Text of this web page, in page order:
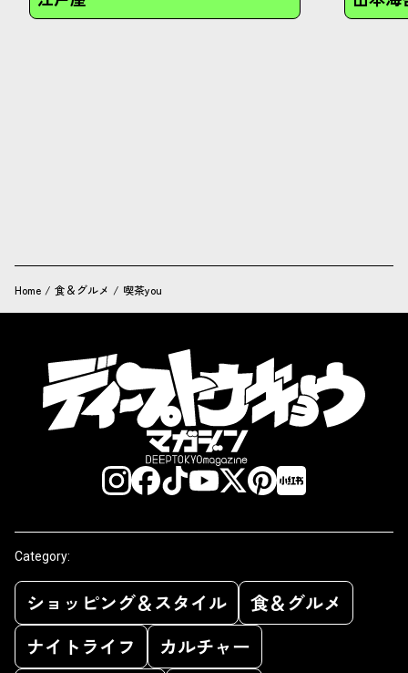
Home / 食＆グルメ / 喫茶you
Category:
ショッピング＆スタイル
食＆グルメ
ナイトライフ
カルチャー